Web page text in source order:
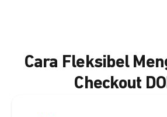
Cara Fleksibel
Checkout